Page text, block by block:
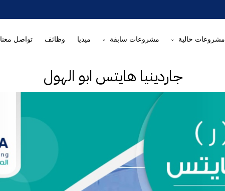
مشروعات حالية مشروعات سابقة ميديا وظائف تواصل معنا
جاردينيا هايتس ابو الهول